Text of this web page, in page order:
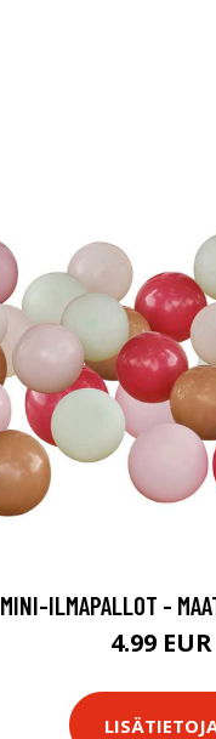
MINI-ILMAPALLOT -
4.99 EUR